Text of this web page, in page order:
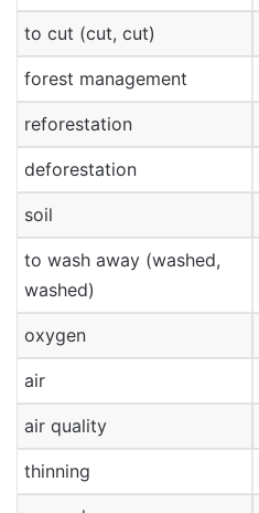
to cut (cut, cut)
forest management
reforestation
deforestation
soil
to wash away (washed,
washed)
oxygen
air
air quality
thinning